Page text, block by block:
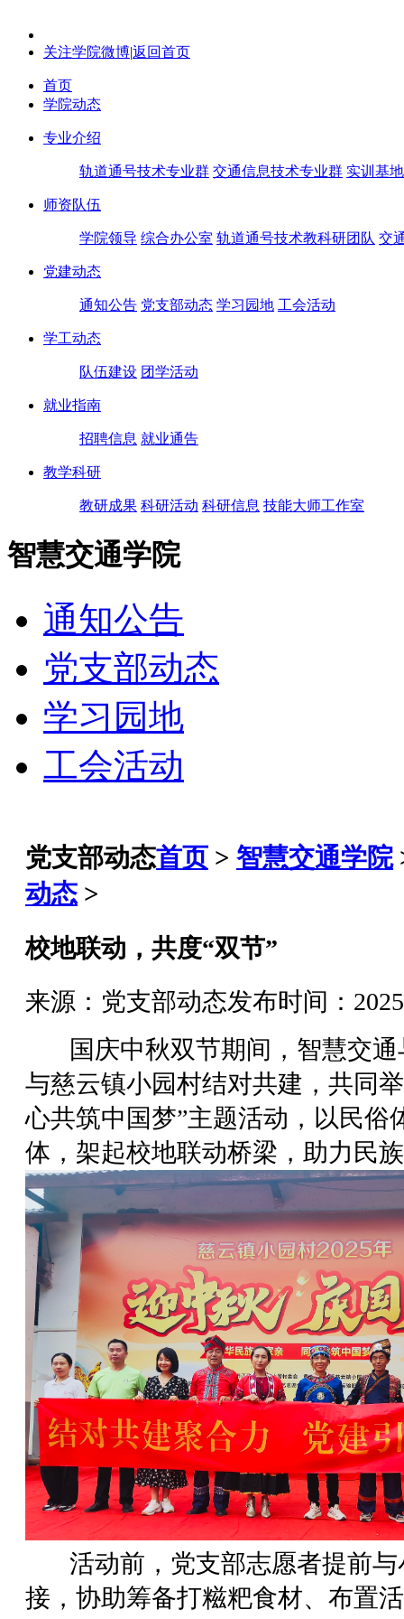
关注学院微博|返回首页
首页
学院动态
专业介绍
轨道通号技术专业群 交通信息技术专业群 实训基地
师资队伍
学院领导 综合办公室 轨道通号技术教科研团队 交
党建动态
通知公告 党支部动态 学习园地 工会活动
学工动态
队伍建设 团学活动
就业指南
招聘信息 就业通告
教学科研
教研成果 科研活动 科研信息 技能大师工作室
智慧交通学院
通知公告
党支部动态
学习园地
工会活动
党支部动态首页 > 智慧交通学院
动态 >
校地联动，共度“双节”
来源：党支部动态发布时间：
国庆中秋双节期间，智慧交通
与慈云镇小园村结对共建，共同
心共筑中国梦”主题活动，以民俗
体，架起校地联动桥梁，助力民
活动前，党支部志愿者提前与
接，协助筹备打糍粑食材、布置